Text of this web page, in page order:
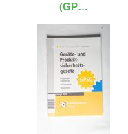
auf der Quelle:
Dieses FAQ
auf der Quelle: S.
9783161491504
(GP…